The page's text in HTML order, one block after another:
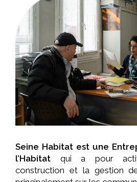
Seine Habitat est une
l’Habitat qui a pour
construction et la gestion